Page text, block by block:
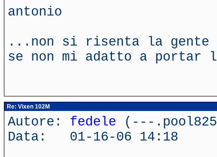
antonio
...non si risenta la gente
se non mi adatto a portar
Re: Vixen 102M
Autore: fedele (---
Data: 01-16-06 14:18